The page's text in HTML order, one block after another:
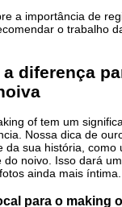
a importância de
o trabalho
diferença
of tem um
Nossa dica de
da sua história, como
noivo. Isso dará
ainda mais íntima.
para o making